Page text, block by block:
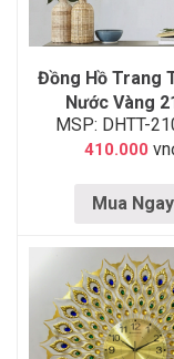
Đồng Hồ Trang
Nước Vàng
MSP: DHTT-
410.000
Mua Ngay